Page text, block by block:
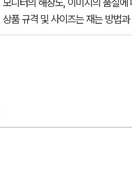
모니터의 해상도, 이미지의 품질
상품 규격 및 사이즈는 재는 방법